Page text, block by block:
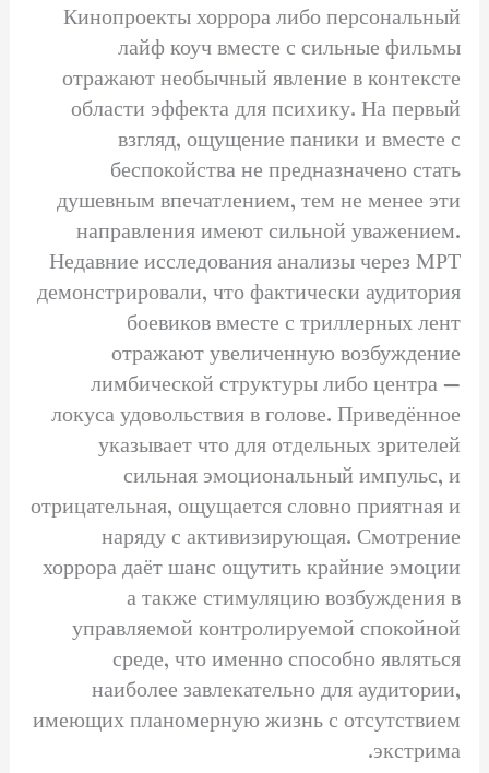
Кинопроекты хоррора либо персональный
лайф коуч вместе с сильные фильмы
отражают необычный явление в контексте
области эффекта для психику. На первый
взгляд, ощущение паники и вместе с
беспокойства не предназначено стать
душевным впечатлением, тем не менее эти
направления имеют сильной уважением.
Недавние исследования анализы через МРТ
демонстрировали, что фактически аудитория
боевиков вместе с триллерных лент
отражают увеличенную возбуждение
лимбической структуры либо центра —
локуса удовольствия в голове. Приведённое
указывает что для отдельных зрителей
сильная эмоциональный импульс, и
отрицательная, ощущается словно приятная и
наряду с активизирующая. Смотрение
хоррора даёт шанс ощутить крайние эмоции
а также стимуляцию возбуждения в
управляемой контролируемой спокойной
среде, что именно способно являться
наиболее завлекательно для аудитории,
имеющих планомерную жизнь с отсутствием
экстрима.